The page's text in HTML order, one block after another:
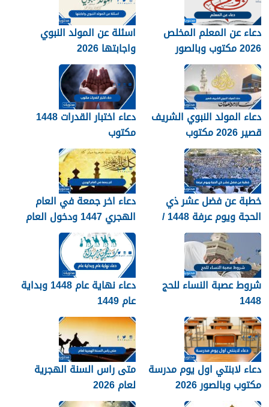
دعاء عن المعلم المخلص
2026 مكتوب وبالصور
اسئلة عن المولد النبوي
واجابتها 2026
دعاء المولد النبوي الشريف
قصير 2026 مكتوب
دعاء اختبار القدرات 1448
مكتوب
خطبة عن فضل عشر ذي
الحجة ويوم عرفة 1448 /
2026
دعاء اخر جمعة في العام
الهجري 1447 ودخول العام
الجديد 1448
شروط عصبة النساء للحج
1448
دعاء نهاية عام 1448 وبداية
عام 1449
دعاء لابنتي اول يوم مدرسة
مكتوب وبالصور 2026
متى راس السنة الهجرية
لعام 2026